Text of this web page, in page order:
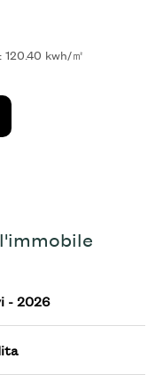
: 120.40 kwh/㎡
Cod. Villa degli
- 2026